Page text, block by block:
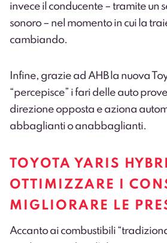
invece il conducente – tramite un
sonoro – nel momento in cui la
cambiando.
Infine, grazie ad AHB la nuova
“percepisce” i fari delle auto
direzione opposta e aziona
abbaglianti o anabbaglianti.
TOYOTA YARIS
OTTIMIZZARE I
MIGLIORARE LE
Accanto ai combustibili